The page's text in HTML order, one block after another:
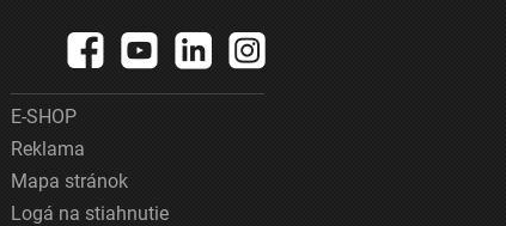
E-SHOP
Reklama
Mapa stránok
Logá na stiahnutie